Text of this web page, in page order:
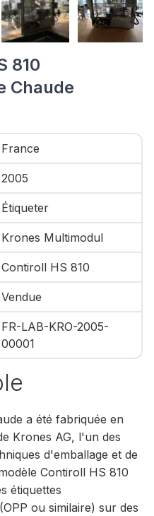
810
Chaude
France
2005
Étiqueter
Krones Multimodul
Contiroll HS 810
Vendue
FR-LAB-KRO-2005-
00001
a été fabriquée en
Krones AG, l'un des
d'emballage et de
Contiroll HS 810
étiquettes
ou similaire) sur des